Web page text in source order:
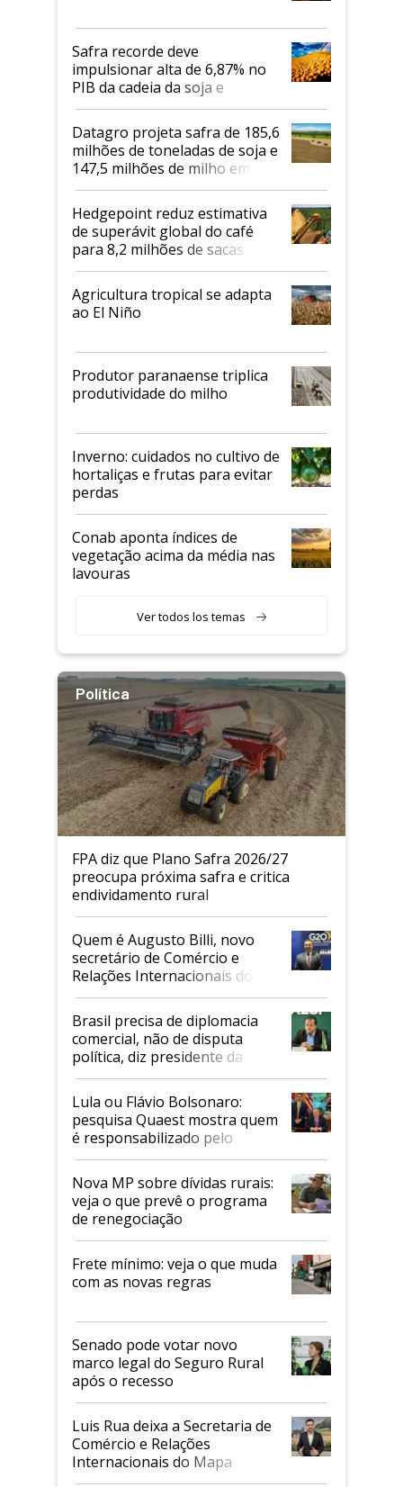
Safra recorde deve
impulsionar alta de 6,87% no
PIB da cadeia da soja e
biodiesel em 2026
Datagro projeta safra de 185,6
milhões de toneladas de soja e
147,5 milhões de milho em
2026/27
Hedgepoint reduz estimativa
de superávit global do café
para 8,2 milhões de sacas
Agricultura tropical se adapta
ao El Niño
Produtor paranaense triplica
produtividade do milho
Inverno: cuidados no cultivo de
hortaliças e frutas para evitar
perdas
Conab aponta índices de
vegetação acima da média nas
lavouras
Ver todos los temas
Política
FPA diz que Plano Safra 2026/27
preocupa próxima safra e critica
endividamento rural
Quem é Augusto Billi, novo
secretário de Comércio e
Relações Internacionais do
Mapa
Brasil precisa de diplomacia
comercial, não de disputa
política, diz presidente da
Faesp
Lula ou Flávio Bolsonaro:
pesquisa Quaest mostra quem
é responsabilizado pelo
tarifaço dos EUA
Nova MP sobre dívidas rurais:
veja o que prevê o programa
de renegociação
Frete mínimo: veja o que muda
com as novas regras
Senado pode votar novo
marco legal do Seguro Rural
após o recesso
Luis Rua deixa a Secretaria de
Comércio e Relações
Internacionais do Mapa